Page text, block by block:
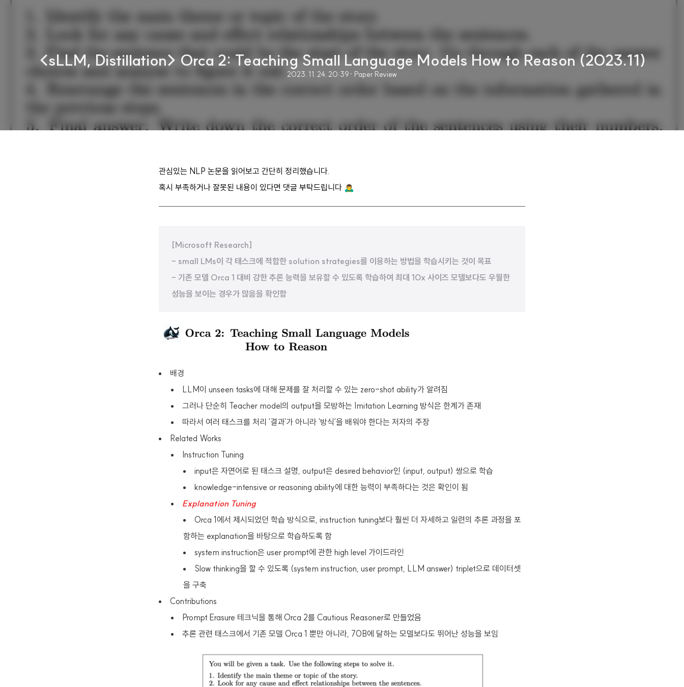
<sLLM, Distillation> Orca 2: Teaching Small Language Models How to Reason (2023.11)
2023. 11. 24. 20:39 · Paper Review
관심있는 NLP 논문을 읽어보고 간단히 정리했습니다.
혹시 부족하거나 잘못된 내용이 있다면 댓글 부탁드립니다 🙇‍♂️
[Microsoft Research]
- small LMs이 각 태스크에 적합한 solution strategies를 이용하는 방법을 학습시키는 것이 목표
- 기존 모델 Orca 1 대비 강한 추론 능력을 보유할 수 있도록 학습하여 최대 10x 사이즈 모델보다도 우월한
성능을 보이는 경우가 많음을 확인함
배경
LLM이 unseen tasks에 대해 문제를 잘 처리할 수 있는 zero-shot ability가 알려짐
그러나 단순히 Teacher model의 output을 모방하는 Imitation Learning 방식은 한계가 존재
따라서 여러 태스크를 처리 '결과'가 아니라 '방식'을 배워야 한다는 저자의 주장
Related Works
Instruction Tuning
input은 자연어로 된 태스크 설명, output은 desired behavior인 (input, output) 쌍으로 학습
knowledge-intensive or reasoning ability에 대한 능력이 부족하다는 것은 확인이 됨
Explanation Tuning
Orca 1에서 제시되었던 학습 방식으로, instruction tuning보다 훨씬 더 자세하고 일련의 추론 과정을 포
함하는 explanation을 바탕으로 학습하도록 함
system instruction은 user prompt에 관한 high level 가이드라인
Slow thinking을 할 수 있도록 (system instruction, user prompt, LLM answer) triplet으로 데이터셋
을 구축
Contributions
Prompt Erasure 테크닉을 통해 Orca 2를 Cautious Reasoner로 만들었음
추론 관련 태스크에서 기존 모델 Orca 1 뿐만 아니라, 70B에 달하는 모델보다도 뛰어난 성능을 보임